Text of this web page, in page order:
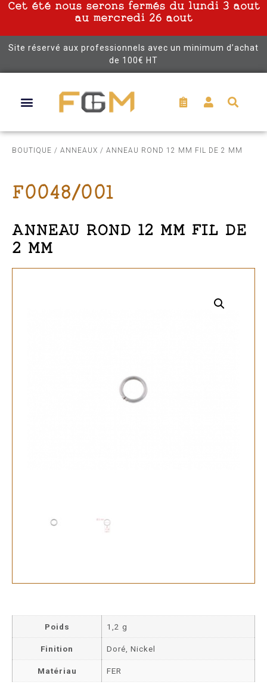
Cet été nous serons fermés du lundi 3 aout
au mercredi 26 aout
Site réservé aux professionnels avec un minimum d’achat
de 100€ HT
BOUTIQUE / ANNEAUX / ANNEAU ROND 12 MM FIL DE 2 MM
F0048/001
ANNEAU ROND 12 MM FIL DE
2 MM
Poids 1,2 g
Finition Doré, Nickel
Matériau FER